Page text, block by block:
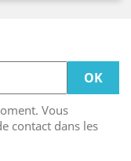
Vous
contact dans les